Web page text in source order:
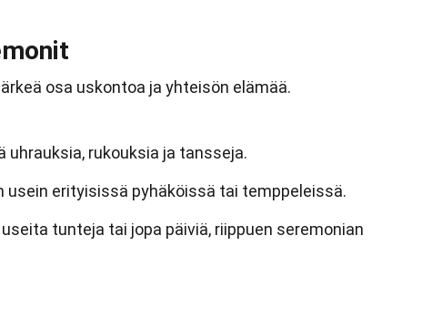
osa uskontoa ja yhteisön elämää.
rukouksia ja tansseja.
usein erityisissä pyhäköissä tai temppeleissä.
tunteja tai jopa päiviä, riippuen seremonian